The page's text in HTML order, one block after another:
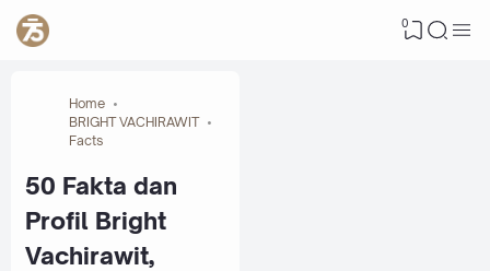
0
Home
BRIGHT VACHIRAWIT
Facts
50 Fakta dan
Profil Bright
Vachirawit,